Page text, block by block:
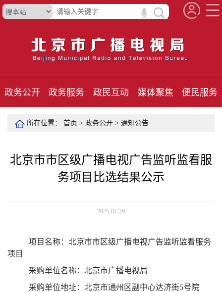
政务公开 政务服务 政民互动 媒体聚焦 便民服务
所在位置： 首页 > 政务公开 > 通知公告
北京市市区级广播电视广告监听监看服
务项目比选结果公示
2025-07-29
项目名称：北京市市区级广播电视广告监听监看服务
项目
采购单位名称：北京市广播电视局
采购单位地址：北京市通州区副中心达济街5号院